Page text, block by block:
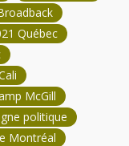
Québec
McGill
politique
Montréal